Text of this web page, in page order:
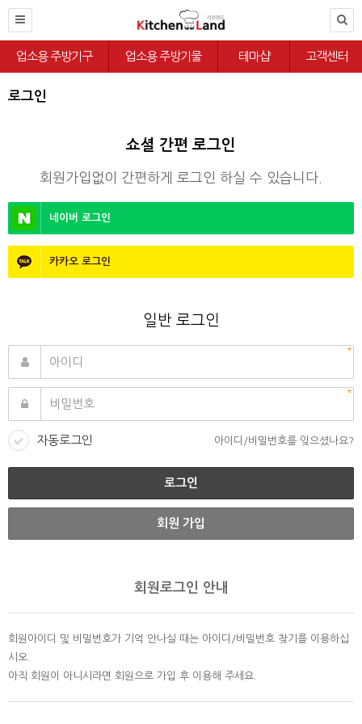
업소용 주방기구 업소용 주방기물 테마샵 고객센터
로그인
쇼셜 간편 로그인
회원가입없이 간편하게 로그인 하실 수 있습니다.
네이버 로그인
카카오 로그인
일반 로그인
자동로그인 아이디/비밀번호를 잊으셨나요?
회원 가입
회원로그인 안내
회원아이디 및 비밀번호가 기억 안나실 때는 아이디/비밀번호 찾기를 이용하십
시오.
아직 회원이 아니시라면 회원으로 가입 후 이용해 주세요.